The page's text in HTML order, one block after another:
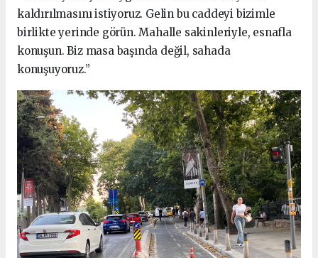
kaldırılmasını istiyoruz. Gelin bu caddeyi bizimle
birlikte yerinde görün. Mahalle sakinleriyle, esnafla
konuşun. Biz masa başında değil, sahada
konuşuyoruz.”